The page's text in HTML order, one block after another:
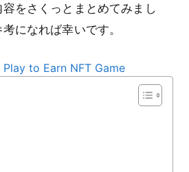
をさくっとまとめてみまし
になれば幸いです。
to Earn NFT Game